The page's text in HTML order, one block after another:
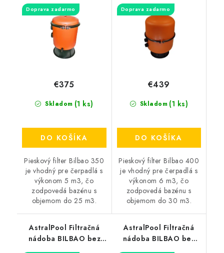
Doprava zadarmo
Skladom (1 ks)
€375
DO KOŠÍKA
Pieskový filter Bilbao 350
je vhodný pre čerpadlá s
výkonom 5 m3, čo
zodpovedá bazénu s
objemom do 25 m3.
Doprava zadarmo
Skladom (1 ks)
€439
DO KOŠÍKA
Pieskový filter Bilbao 400
je vhodný pre čerpadlá s
výkonom 6 m3, čo
zodpovedá bazénu s
objemom do 30 m3.
AstralPool Filtračná
nádoba BILBAO bez
AstralPool Filtračná
nádoba BILBAO bez